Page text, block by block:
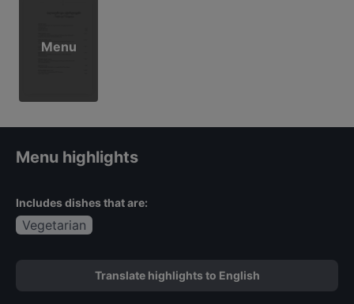
Menu
Menu highlights
Includes dishes that are:
Vegetarian
Translate highlights to English